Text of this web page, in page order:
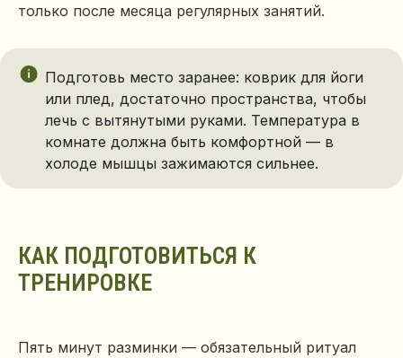
только после месяца регулярных занятий.
Подготовь место заранее: коврик для йоги
или плед, достаточно пространства, чтобы
лечь с вытянутыми руками. Температура в
комнате должна быть комфортной — в
холоде мышцы зажимаются сильнее.
КАК ПОДГОТОВИТЬСЯ К
ТРЕНИРОВКЕ
Пять минут разминки — обязательный ритуал